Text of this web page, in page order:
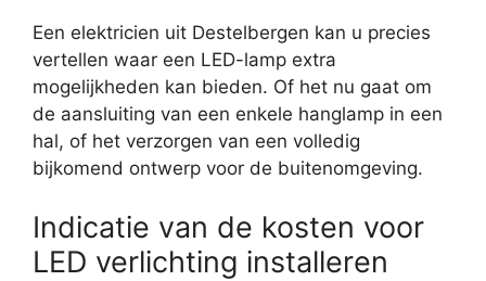
Een elektricien uit Destelbergen kan u precies
vertellen waar een LED-lamp extra
mogelijkheden kan bieden. Of het nu gaat om
de aansluiting van een enkele hanglamp in een
hal, of het verzorgen van een volledig
bijkomend ontwerp voor de buitenomgeving.
Indicatie van de kosten voor
LED verlichting installeren